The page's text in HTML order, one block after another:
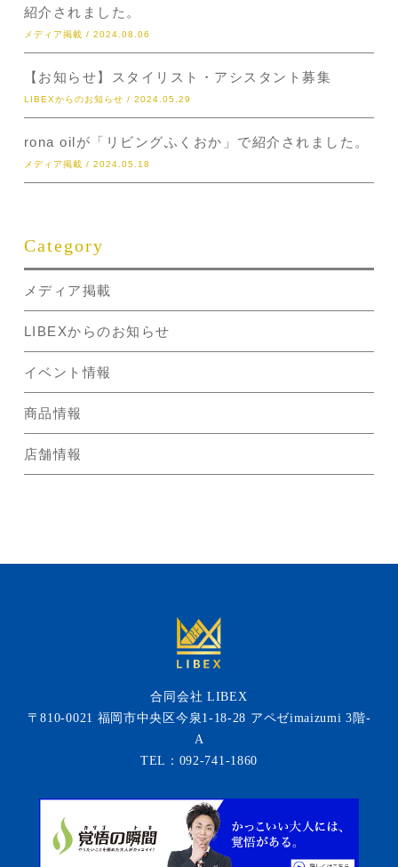
紹介されました。
メディア掲載 / 2024.08.06
【お知らせ】スタイリスト・アシスタント募集
LIBEXからのお知らせ / 2024.05.29
rona oilが「リビングふくおか」で紹介されました。
メディア掲載 / 2024.05.18
Category
メディア掲載
LIBEXからのお知らせ
イベント情報
商品情報
店舗情報
合同会社 LIBEX
〒810-0021 福岡市中央区今泉1-18-28 アペゼimaizumi 3階-
A
TEL：092-741-1860